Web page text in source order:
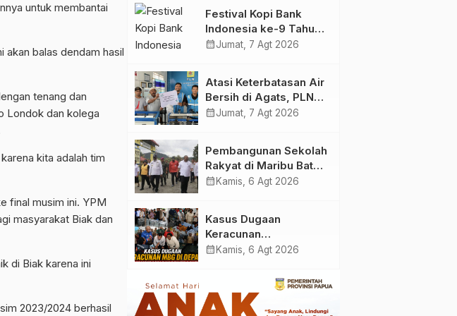
untuk membantai
akan balas dendam hasil
tenang dan
Londok dan kolega
kita adalah tim
final musim ini. YPM
masyarakat Biak dan
di Biak karena ini
2023/2024 berhasil
Festival Kopi Bank
Indonesia ke-9 Tahun
2026 Resmi Dibuka
Depan Papua”
calendar_monthJumat, 7 Agt 2026
Atasi Keterbatasan Air
Bersih di Agats, PLN
Hadirkan Teknologi
Bukhori dan Warga
Sekitar
calendar_monthJumat, 7 Agt 2026
Pembangunan Sekolah
Rakyat di Maribu Batal,
Dipindahkan ke Muara
calendar_month Kamis, 6 Agt 2026
Kasus Dugaan
Keracunan
MBG: Wamengadri
Yayasan KIS Papua, Ini
yang Ditemukan
calendar_month Kamis, 6 Agt 2026